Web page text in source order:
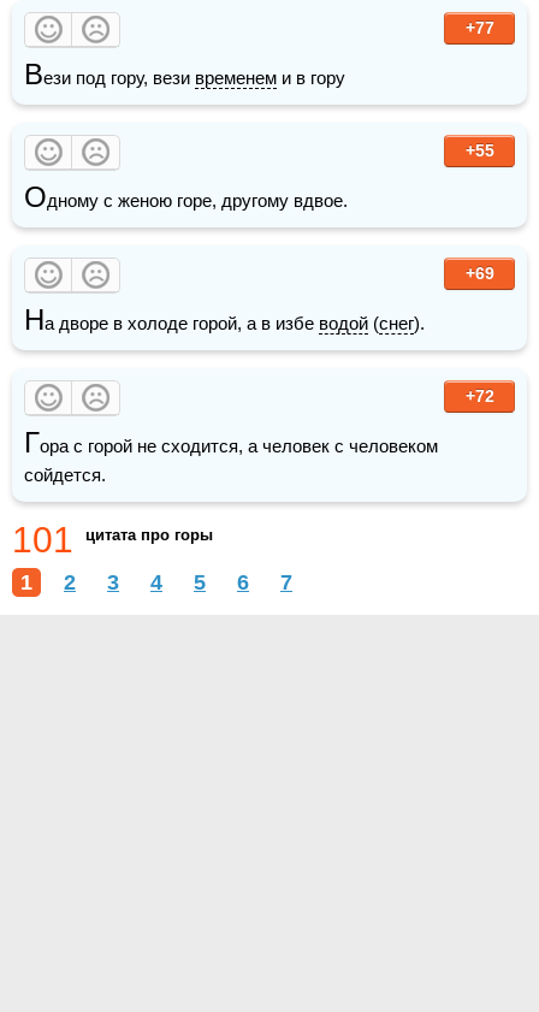
+77
Вези под гору, вези временем и в гору
+55
Одному с женою горе, другому вдвое.
+69
На дворе в холоде горой, а в избе водой (снег).
+72
Гора с горой не сходится, а человек с человеком
сойдется.
101 цитата про горы
1 2 3 4 5 6 7